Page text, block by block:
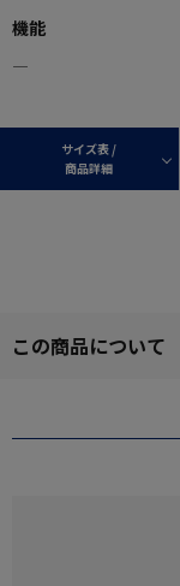
機能
―
サイズ表 /
商品詳細
この商品について